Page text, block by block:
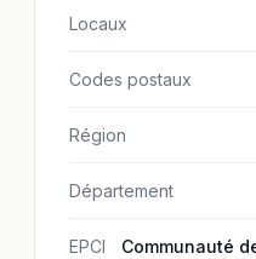
Locaux
Codes postaux
Région
Département
EPCI
Communauté